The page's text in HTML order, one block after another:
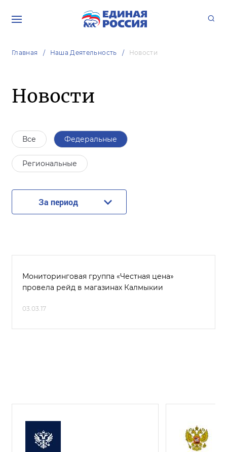
Главная Наша Деятельность Новости
Новости
Все Федеральные
Региональные
За период
Мониторинговая группа «Честная цена»
провела рейд в магазинах Калмыкии
03.03.17